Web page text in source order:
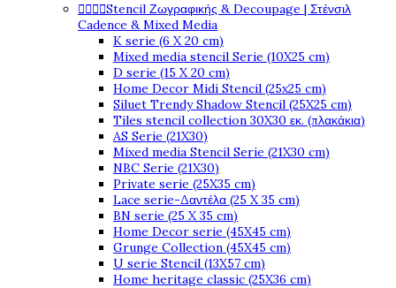
Stencil Ζωγραφικής & Decoupage | Στένσιλ
Cadence & Mixed Media
K serie (6 X 20 cm)
Mixed media stencil Serie (10X25 cm)
D serie (15 X 20 cm)
Home Decor Midi Stencil (25x25 cm)
Siluet Trendy Shadow Stencil (25X25 cm)
Tiles stencil collection 30X30 εκ. (πλακάκια)
AS Serie (21X30)
Mixed media Stencil Serie (21X30 cm)
NBC Serie (21X30)
Private serie (25X35 cm)
Lace serie-Δαντέλα (25 X 35 cm)
BN serie (25 X 35 cm)
Home Decor serie (45X45 cm)
Grunge Collection (45X45 cm)
U serie Stencil (13X57 cm)
Home heritage classic (25X36 cm)